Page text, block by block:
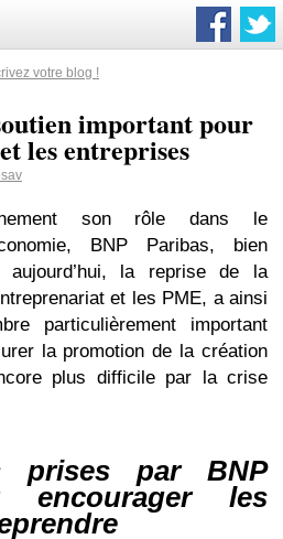
votre blog !
important pour
les entreprises
son rôle dans le
BNP Paribas, bien
la reprise de la
et les PME, a ainsi
particulièrement important
la promotion de la création
plus difficile par la crise
prises par BNP
encourager les